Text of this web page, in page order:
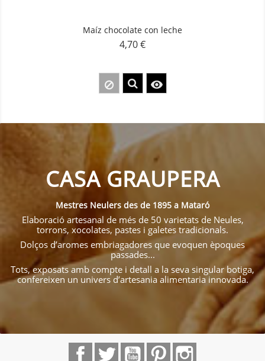
Maíz chocolate con leche
Precio
4,70 €

CASA GRAUPERA
Mestres Neulers des de 1895 a Mataró
Elaboració artesanal de més de 50 varietats de Neules,
torrons, xocolates, pastes i galetes tradicionals.
Dolços d’aromes embriagadores que evoquen èpoques
passades...
Tots, exposats amb compte i detall a la seva singular botiga,
confereixen un univers d’artesania alimentaria innovada.
FacebookTwitter YouTubePinterest